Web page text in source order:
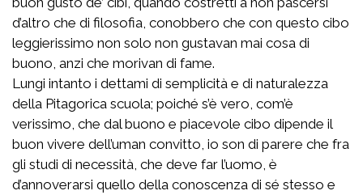
d’altro che di filosofia, conobbero che con questo cibo
leggierissimo non solo non gustavan mai cosa di
buono, anzi che morivan di fame.
Lungi intanto i dettami di semplicità e di naturalezza
della Pitagorica scuola; poiché s’è vero, com’è
verissimo, che dal buono e piacevole cibo dipende il
buon vivere dell’uman convitto, io son di parere che fra
gli studi di necessità, che deve far l’uomo, è
d’annoverarsi quello della conoscenza di sé stesso e